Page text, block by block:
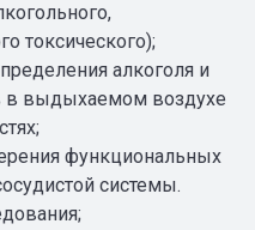
токсического);
алкоголя и
в выдыхаемом воздухе
функциональных
системы.